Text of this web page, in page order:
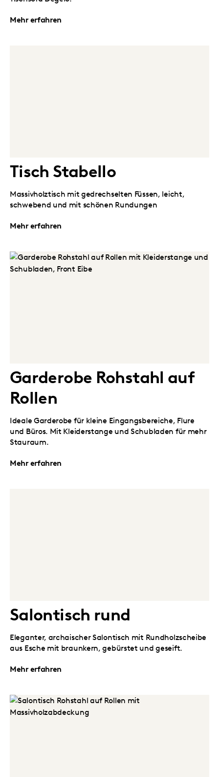
Mehr erfahren
Tisch Stabello
Massivholztisch mit gedrechselten Füssen, leicht,
schwebend und mit schönen Rundungen
Mehr erfahren
Garderobe Rohstahl auf
Rollen
Ideale Garderobe für kleine Eingangsbereiche, Flure
und Büros. Mit Kleiderstange und Schubladen für mehr
Stauraum.
Mehr erfahren
Salontisch rund
Eleganter, archaischer Salontisch mit Rundholzscheibe
aus Esche mit braunkern, gebürstet und geseift.
Mehr erfahren